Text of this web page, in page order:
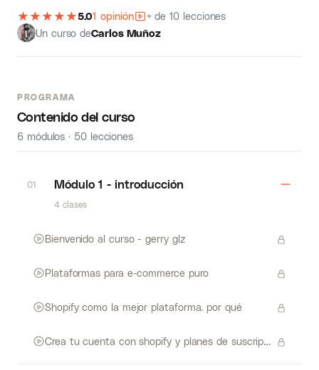
★ ★ ★ ★ ★5.01 opinión
+ de 10 lecciones
Un curso deCarlos Muñoz
PROGRAMA
Contenido del curso
6 módulos · 50 lecciones
01 Módulo 1 - introducción
4 clases
Bienvenido al curso - gerry glz
Plataformas para e-commerce puro
Shopify como la mejor plataforma. por qué
Crea tu cuenta con shopify y planes de suscripción